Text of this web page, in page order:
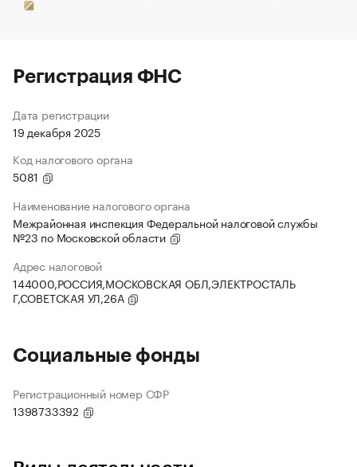
Регистрация ФНС
Дата регистрации
19 декабря 2025
Код налогового органа
5081
Наименование налогового органа
Межрайонная инспекция Федеральной налоговой службы
№23 по Московской области
Адрес налоговой
144000,РОССИЯ,МОСКОВСКАЯ ОБЛ,ЭЛЕКТРОСТАЛЬ
Г,СОВЕТСКАЯ УЛ,26А
Социальные фонды
Регистрационный номер СФР
1398733392